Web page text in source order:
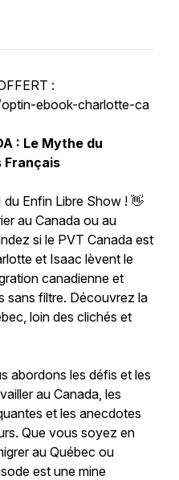
:
ebook-charlotte-ca
: Le Mythe du
Français
du Enfin Libre Show ! 👋
au Canada ou au
si le PVT Canada est
et Isaac lèvent le
canadienne et
sans filtre. Découvrez la
loin des clichés et
abordons les défis et les
au Canada, les
et les anecdotes
Que vous soyez en
au Québec ou
est une mine